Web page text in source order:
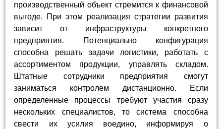
производственный объект стремится к финансовой
выгоде. При этом реализация стратегии развития
зависит от инфраструктуры конкретного
предприятия. Потенциально конфигурация
способна решать задачи логистики, работать с
ассортиментом продукции, управлять складом.
Штатные сотрудники предприятия смогут
заниматься контролем дистанционно. Если
определенные процессы требуют участия сразу
нескольких специалистов, то система способна
свести их усилия воедино, информируя о